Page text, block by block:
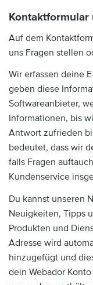
Auf dem
uns Fragen stellen
Wir erfassen deine
geben diese
Softwareanbieter,
Informationen, bis
Antwort zufrieden
bedeutet, dass wir
falls Fragen
Kundenservice
Du kannst unseren
Neuigkeiten, Tipps
Produkten und
Adresse wird
hinzugefügt und
dein Webador